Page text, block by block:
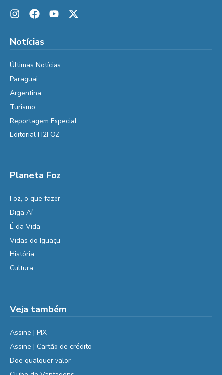
Notícias
Últimas Notícias
Paraguai
Argentina
Turismo
Reportagem Especial
Editorial H2FOZ
Planeta Foz
Foz, o que fazer
Diga Aí
É da Vida
Vidas do Iguaçu
História
Cultura
Veja também
Assine | PIX
Assine | Cartão de crédito
Doe qualquer valor